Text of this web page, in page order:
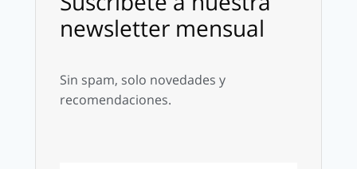
newsletter mensual
Sin spam, solo novedades y
recomendaciones.